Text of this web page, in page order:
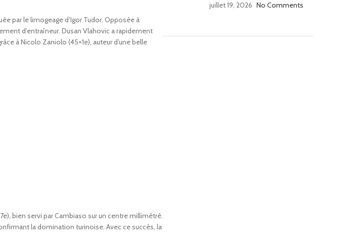
par le limogeage d’Igor Tudor. Opposée à
d’entraîneur. Dusan Vlahovic a rapidement
à Nicolo Zaniolo (45+1e), auteur d’une belle
bien servi par Cambiaso sur un centre millimétré.
la domination turinoise. Avec ce succès, la
juillet 19, 2026 No Comments